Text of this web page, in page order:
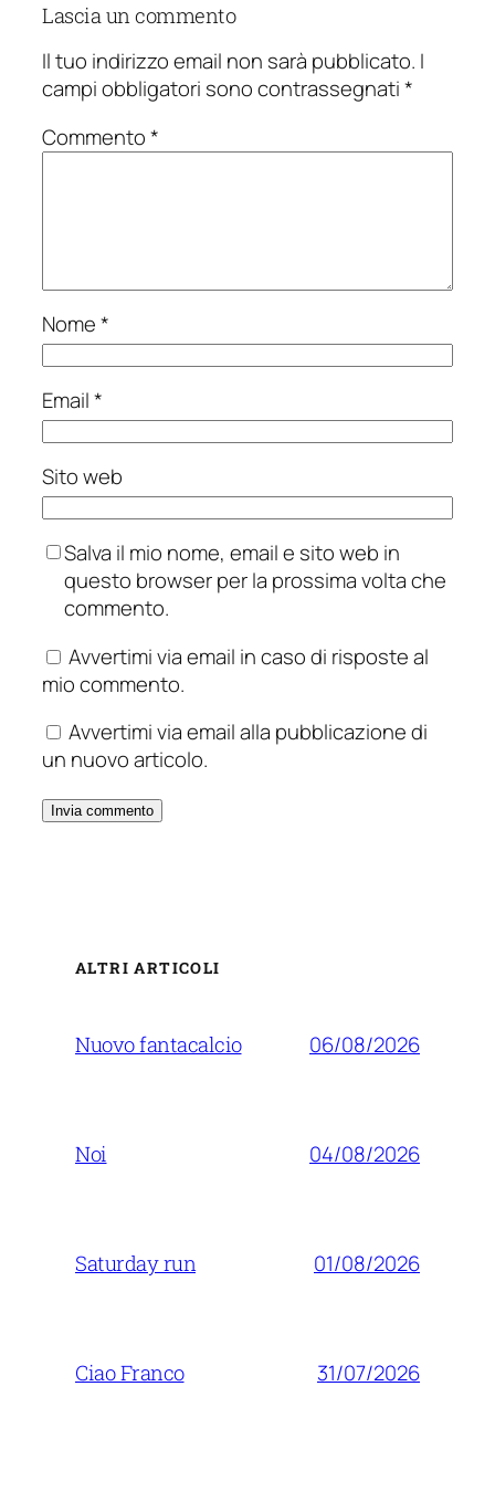
Lascia un commento
Il tuo indirizzo email non sarà pubblicato. I
campi obbligatori sono contrassegnati*
Commento*
Nome*
Email*
Sito web
Salva il mio nome, email e sito web in
questo browser per la prossima volta che
commento.
Avvertimi via email in caso di risposte al
mio commento.
Avvertimi via email alla pubblicazione di
un nuovo articolo.
ALTRI ARTICOLI
Nuovo fantacalcio 06/08/2026
Noi 04/08/2026
Saturday run 01/08/2026
Ciao Franco 31/07/2026